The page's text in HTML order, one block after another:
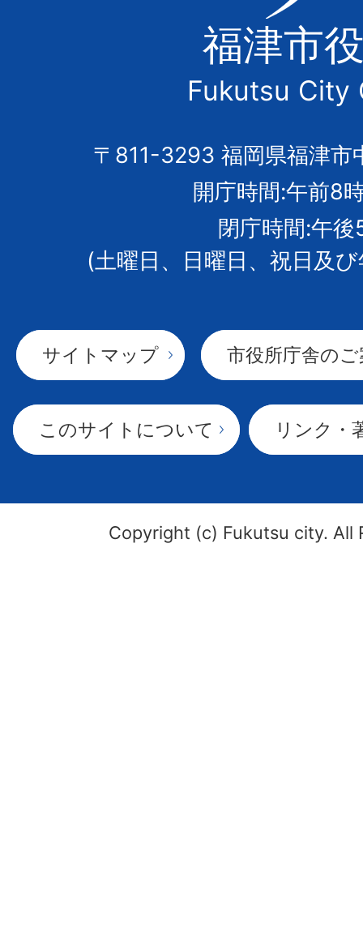
津
市
の
市
章
福津市
Fukutsu City
〒811-3293 福岡県福津市
開庁時間:午前8
閉庁時間:午後
(土曜日、日曜日、祝日及
サイトマップ 市役所庁舎の
このサイトについて リンク・
Copyright (c) Fukutsu city. All